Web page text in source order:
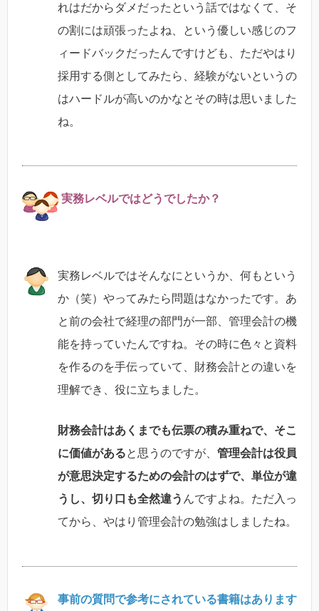
れはだからダメだったという話ではなくて、そ
の割には頑張ったよね、という優しい感じのフ
ィードバックだったんですけども、ただやはり
採用する側としてみたら、経験がないというの
はハードルが高いのかなとその時は思いました
ね。
実務レベルではどうでしたか？
実務レベルではそんなにというか、何もという
か（笑）やってみたら問題はなかったです。あ
と前の会社で経理の部門が一部、管理会計の機
能を持っていたんですね。その時に色々と資料
を作るのを手伝っていて、財務会計との違いを
理解でき、役に立ちました。
財務会計はあくまでも伝票の積み重ねで、そこ
に価値があると思うのですが、 管理会計は役員
が意思決定するための会計のはずで、単位が違
うし、切り口も全然違う んですよね。ただ入っ
てから、やはり管理会計の勉強はしましたね。
事前の質問で参考にされている書籍はあります